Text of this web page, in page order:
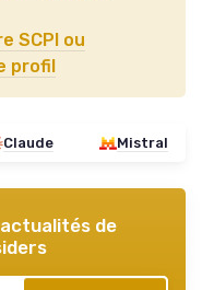
SCPI ou
profil
Claude Mistral
de